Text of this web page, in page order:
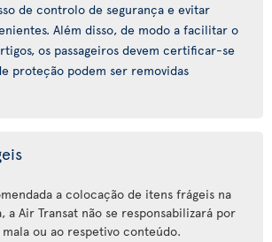
de controlo de segurança e evitar
Além disso, de modo a facilitar o
os passageiros devem certificar-se
proteção podem ser removidas
a colocação de itens frágeis na
a Air Transat não se responsabilizará por
ou ao respetivo conteúdo.